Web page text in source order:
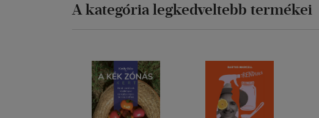
A kategória legkedveltebb termékei